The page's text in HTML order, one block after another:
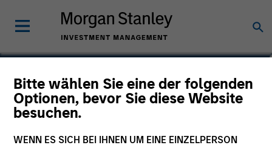
Bitte wählen Sie eine der folgenden
Optionen, bevor Sie diese Website
besuchen.
WENN ES SICH BEI IHNEN UM EINE EINZELPERSON
Ibrahim Kara
Executive Director, Portfolio Manager